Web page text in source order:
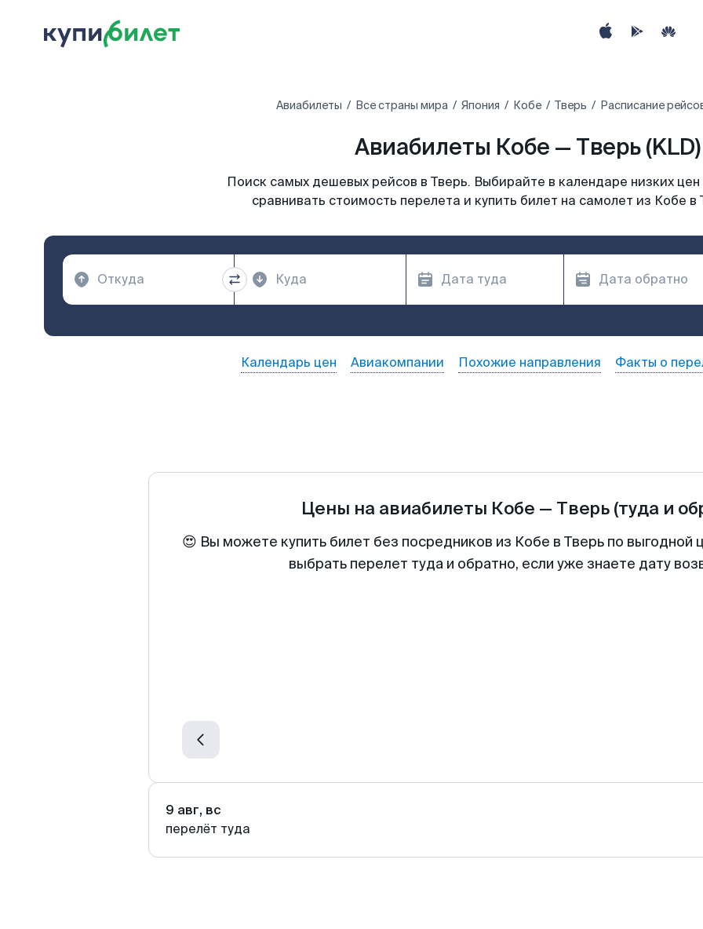
Авиабилеты Все страны мира Япония Кобе Тверь Расписание
Авиабилеты Кобе — Тверь (KLD)
Поиск самых дешевых рейсов в Тверь. Выбирайте в календаре низких
сравнивать стоимость перелета и купить билет на самолет из Кобе в
Календарь цен Авиакомпании Похожие направления Факты о
Цены на авиабилеты Кобе — Тверь (туда и
😍 Вы можете купить билет без посредников из Кобе в Тверь по
выбрать перелет туда и обратно, если уже знаете дату
9 авг, вс
перелёт туда